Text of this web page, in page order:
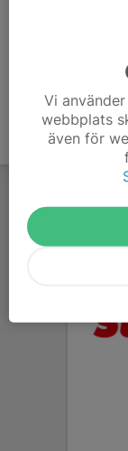
Vi
webbplats
även för